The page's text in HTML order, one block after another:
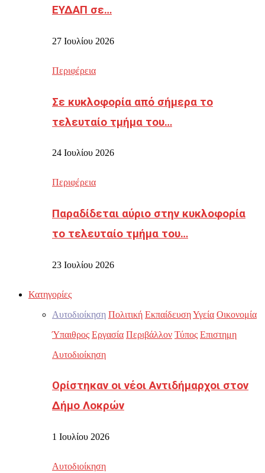
ΕΥΔΑΠ σε…
27 Ιουλίου 2026
Περιφέρεια
Σε κυκλοφορία από σήμερα το
τελευταίο τμήμα του…
24 Ιουλίου 2026
Περιφέρεια
Παραδίδεται αύριο στην κυκλοφορία
το τελευταίο τμήμα του…
23 Ιουλίου 2026
Κατηγορίες
Αυτοδιοίκηση Πολιτική ΕκπαίδευσηΥγεία Οικονομία
Ύπαιθρος Εργασία Περιβάλλον Τύπος Επιστημη
Αυτοδιοίκηση
Ορίστηκαν οι νέοι Αντιδήμαρχοι στον
Δήμο Λοκρών
1 Ιουλίου 2026
Αυτοδιοίκηση